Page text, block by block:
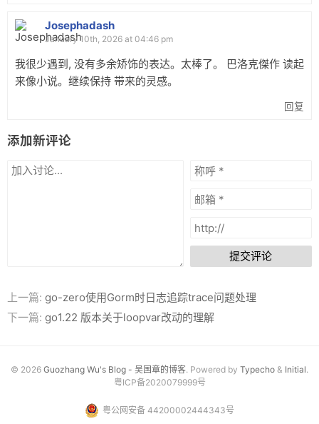
Josephadash
January 10th, 2026 at 04:46 pm
我很少遇到, 没有多余矫饰的表达。太棒了。 巴洛克傑作 读起
来像小说。继续保持 带来的灵感。
回复
添加新评论
提交评论
上一篇: go-zero使用Gorm时日志追踪trace问题处理
下一篇: go1.22 版本关于loopvar改动的理解
© 2026 Guozhang Wu's Blog - 吴国章的博客. Powered by Typecho & Initial.
粤ICP备2020079999号
粤公网安备 44200002444343号